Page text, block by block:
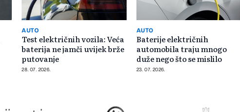
AUTO
Test električnih vozila: Veća
baterija ne jamči uvijek brže
putovanje
28. 07. 2026.
AUTO
Baterije električnih
automobila traju mnogo
duže nego što se mislilo
23. 07. 2026.